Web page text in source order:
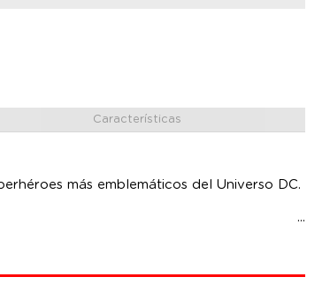
Características
más emblemáticos del Universo DC.